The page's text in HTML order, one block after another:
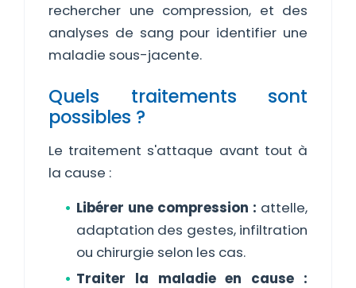
rechercher une compression, et des
analyses de sang pour identifier une
maladie sous-jacente.
Quels traitements sont
possibles ?
Le traitement s'attaque avant tout à
la cause :
Libérer une compression : attelle,
adaptation des gestes, infiltration
ou chirurgie selon les cas.
Traiter la maladie en cause :